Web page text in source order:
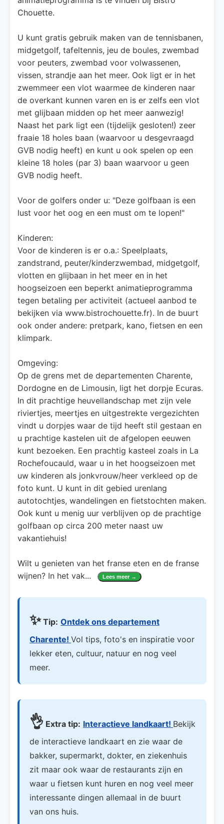
Chouette.
U kunt gratis gebruik maken van de tennisbanen,
midgetgolf, tafeltennis, jeu de boules, zwembad
voor peuters, zwembad voor volwassenen,
vissen, strandje aan het meer. Ook ligt er in het
zwemmeer een vlot waarmee de kinderen naar
de overkant kunnen varen en is er zelfs een vlot
met glijbaan midden op het meer aanwezig!
Naast het park ligt een (tijdelijk gesloten!) zeer
fraaie 18 holes baan (waarvoor u desgevraagd
GVB nodig heeft) en kunt u ook spelen op een
kleine 18 holes (par 3) baan waarvoor u geen
GVB nodig heeft.
Voor de golfers onder u: "Deze golfbaan is een
lust voor het oog en een must om te lopen!"
Kinderen:
Voor de kinderen is er o.a.: Speelplaats,
zandstrand, peuter/kinderzwembad, midgetgolf,
vlotten en glijbaan in het meer en in het
hoogseizoen een beperkt animatieprogramma
tegen betaling per activiteit (actueel aanbod te
bekijken via www.bistrochouette.fr). In de buurt
ook onder andere: pretpark, kano, fietsen en een
klimpark.
Omgeving:
Op de grens met de departementen Charente,
Dordogne en de Limousin, ligt het dorpje Ecuras.
In dit prachtige heuvellandschap met zijn vele
riviertjes, meertjes en uitgestrekte vergezichten
vindt u dorpjes waar de tijd heeft stil gestaan en
u prachtige kastelen uit de afgelopen eeuwen
kunt bezoeken. Een prachtig kasteel zoals in La
Rochefoucauld, waar u in het hoogseizoen met
uw kinderen als jonkvrouw/heer verkleed op de
foto kunt. U kunt in dit gebied urenlang
autotochtjes, wandelingen en fietstochten maken.
Ook kunt u menig uur verblijven op de prachtige
golfbaan op circa 200 meter naast uw
vakantiehuis!
Wilt u genieten van het franse eten en de franse
wijnen? In het vak... Lees meer →
✨Tip: Ontdek ons departement
Charente! Vol tips, foto's en inspiratie voor
lekker eten, cultuur, natuur en nog veel
meer.
👌 Extra tip: Interactieve landkaart! Bekijk
de interactieve landkaart en zie waar de
bakker, supermarkt, dokter, en ziekenhuis
zit maar ook waar de restaurants zijn en
waar u fietsen kunt huren en nog veel meer
interessante dingen allemaal in de buurt
van ons huis.